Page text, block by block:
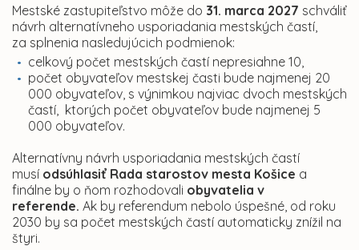
Mestské zastupiteľstvo môže do 31. marca 2027 schváliť
návrh alternatívneho usporiadania mestských častí,
za splnenia nasledujúcich podmienok:
celkový počet mestských častí nepresiahne 10,
počet obyvateľov mestskej časti bude najmenej 20
000 obyvateľov, s výnimkou najviac dvoch mestských
častí, ktorých počet obyvateľov bude najmenej 5
000 obyvateľov.
Alternatívny návrh usporiadania mestských častí
musí odsúhlasiť Rada starostov mesta Košice a
finálne by o ňom rozhodovali obyvatelia v
referende. Ak by referendum nebolo úspešné, od roku
2030 by sa počet mestských častí automaticky znížil na
štyri.